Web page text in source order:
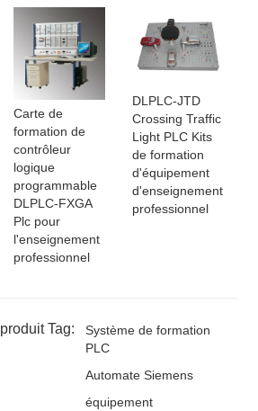
Carte de
formation de
contrôleur
logique
programmable
DLPLC-FXGA
Plc pour
l'enseignement
professionnel
DLPLC-JTD
Crossing Traffic
Light PLC Kits
de formation
d'équipement
d'enseignement
professionnel
produit Tag:
Système de formation
PLC
Automate Siemens
équipement